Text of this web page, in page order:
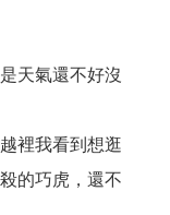
天氣還不好沒
裡我看到想逛
的巧虎，還不